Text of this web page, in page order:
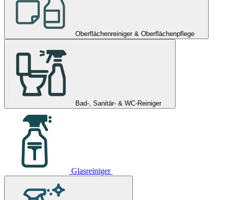
Oberflächenreiniger & Oberflächenpflege
Bad-, Sanitär- & WC-Reiniger
Glasreiniger